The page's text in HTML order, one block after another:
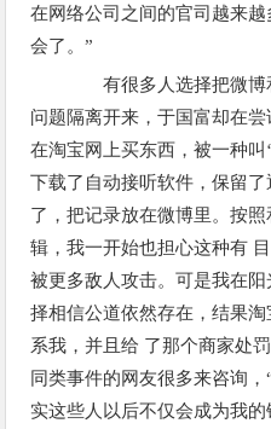
在网络公司之间的官司越来
会了。”
有很多人选择把微博
问题隔离开来，于国富却在
在淘宝网上买东西，被一种叫
下载了自动接听软件，保留
了，把记录放在微博里。按
辑，我一开始也担心这种有
被更多敌人攻击。可是我在
择相信公道依然存在，结果
系我，并且给 了那个商家处
同类事件的网友很多来咨询
实这些人以后不仅会成为我